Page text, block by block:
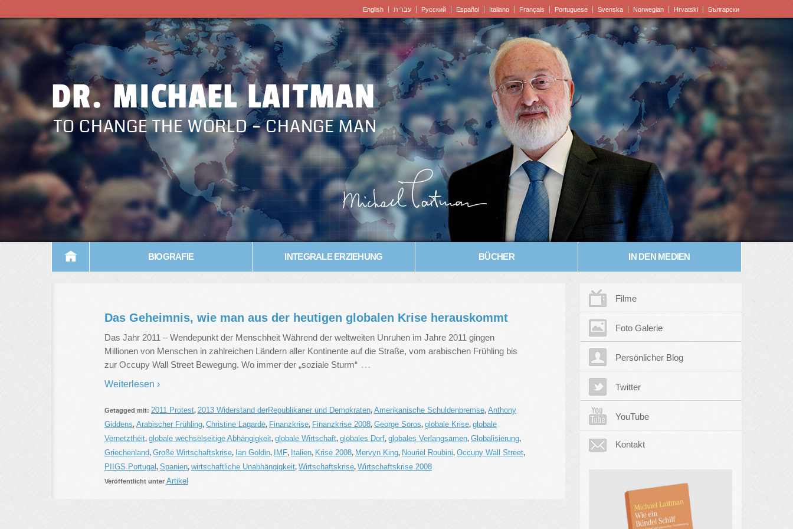
English עברית Pусский Español Italiano Français Portuguese Svenska Norwegian Hrvatski Български
DR. MICHAEL LAITMAN
TO CHANGE THE WORLD – CHANGE MAN
BIOGRAFIE INTEGRALE ERZIEHUNG BÜCHER IN DEN MEDIEN
Das Geheimnis, wie man aus der heutigen globalen Krise herauskommt
Das Jahr 2011 – Wendepunkt der Menschheit Während der weltweiten Unruhen im Jahre 2011 gingen
Millionen von Menschen in zahlreichen Ländern aller Kontinente auf die Straße, vom arabischen Frühling bis
zur Occupy Wall Street Bewegung. Wo immer der „soziale Sturm“ …
Weiterlesen ›
Getagged mit: 2011 Protest, 2013 Widerstand derRepublikaner und Demokraten, Amerikanische Schuldenbremse, Anthony
Giddens, Arabischer Frühling, Christine Lagarde, Finanzkrise, Finanzkrise 2008, George Soros, globale Krise, globale
Vernetztheit, globale wechselseitige Abhängigkeit, globale Wirtschaft, globales Dorf, globales Verlangsamen, Globalisierung,
Griechenland, Große Wirtschaftskrise, Ian Goldin, IMF, Italien, Krise 2008, Mervyn King, Nouriel Roubini, Occupy Wall Street,
PIIGS Portugal, Spanien, wirtschaftliche Unabhängigkeit, Wirtschaftskrise, Wirtschaftskrise 2008
Veröffentlicht unter Artikel
Filme
Foto Galerie
Persönlicher Blog
Twitter
YouTube
Kontakt